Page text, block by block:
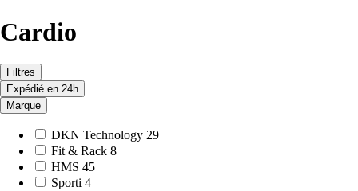
Cardio
Filtres
Expédié en 24h
Marque
DKN Technology 29
Fit & Rack 8
HMS 45
Sporti 4